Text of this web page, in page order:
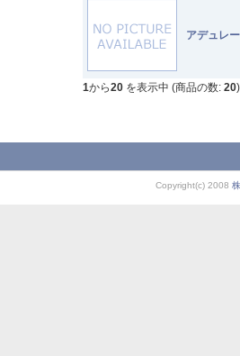
アデュレ
1から20 を表示中 (商品の数: 20)
Copyright(c) 2008